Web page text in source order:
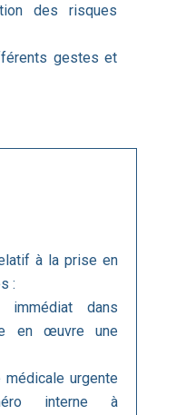
des risques
gestes et
à la prise en
:
dans
en œuvre une
urgente
interne à